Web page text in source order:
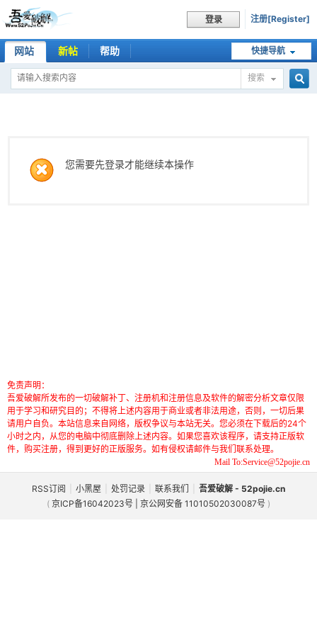
登录 注册[Register]
快捷导航
网站 新帖 帮助
搜索
您需要先登录才能继续本操作
免责声明：
吾爱破解所发布的一切破解补丁、注册机和注册信息及软件的解密分析文章仅限
用于学习和研究目的；不得将上述内容用于商业或者非法用途，否则，一切后果
请用户自负。本站信息来自网络，版权争议与本站无关。您必须在下载后的24个
小时之内，从您的电脑中彻底删除上述内容。如果您喜欢该程序，请支持正版软
件，购买注册，得到更好的正版服务。如有侵权请邮件与我们联系处理。
Mail To:Service@52pojie.cn
RSS订阅 小黑屋 处罚记录 联系我们
吾爱破解 - 52pojie.cn
( 京ICP备16042023号 | 京公网安备 11010502030087号 )